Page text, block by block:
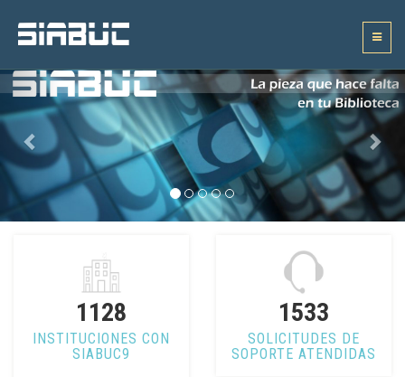
Toggle
1128
INSTITUCIONES CON
SIABUC9
1533
SOLICITUDES DE
SOPORTE ATENDIDAS